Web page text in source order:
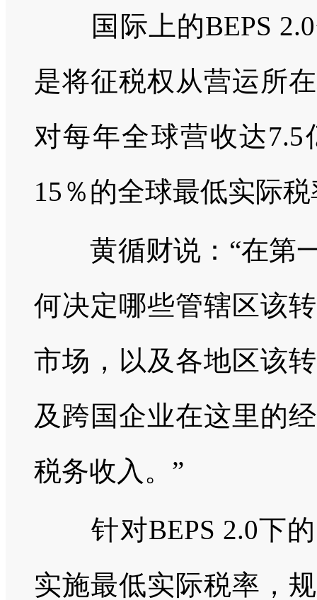
国际上的BEPS 2.0
是将征税权从营运所
对每年全球营收达
15％的全球最低实际
黄循财说：“在第一
何决定哪些管辖区该
市场，以及各地区该
及跨国企业在这里的
税务收入。”
针对BEPS 2.0下的
实施最低实际税率，